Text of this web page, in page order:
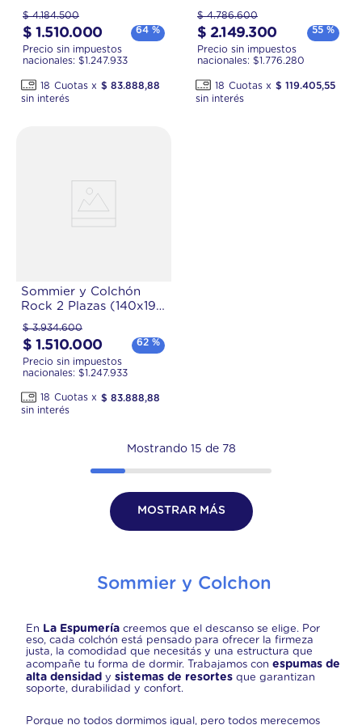
cm) de Resortes
Pocket
$ 4.184.500
$ 1.510.000
64 %
Precio sin impuestos
nacionales: $1.247.933
18 $ 83.888,88
(180x200) de Resortes
Pocket
$ 4.786.600
$ 2.149.300
55 %
Precio sin impuestos
nacionales: $1.776.280
18 $ 119.405,55
Sommier y Colchón
Rock 2 Plazas (140x190
cm) de Espuma
$ 3.934.600
$ 1 .510.000
62 %
Precio sin impuestos
nacionales: $1.247.933
18 $ 83 888 88
Mostrando 15 de 78
MOSTRAR MÁS
Sommier y Colchon
En La Espumería creemos que el descanso se elige. Por
eso, cada colchón está pensado para ofrecer la firmeza
justa, la comodidad que necesitás y una estructura que
acompañe tu forma de dormir. Trabajamos con espumas de
alta densidad y sistemas de resortes que garantizan
soporte, durabilidad y confort.
Porque no todos dormimos igual, pero todos merecemos